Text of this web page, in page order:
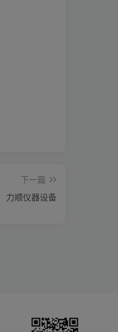
下一篇
力顺仪器设备